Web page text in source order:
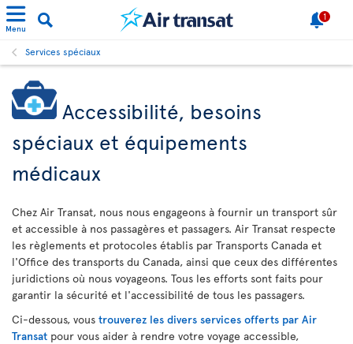
Menu
1
Services spéciaux
Accessibilité, besoins
spéciaux et équipements
médicaux
Chez Air Transat, nous nous engageons à fournir un transport sûr
et accessible à nos passagères et passagers. Air Transat respecte
les règlements et protocoles établis par Transports Canada et
l'Office des transports du Canada, ainsi que ceux des différentes
juridictions où nous voyageons. Tous les efforts sont faits pour
garantir la sécurité et l'accessibilité de tous les passagers.
Ci-dessous, vous trouverez les divers services offerts par Air
Transat pour vous aider à rendre votre voyage accessible,